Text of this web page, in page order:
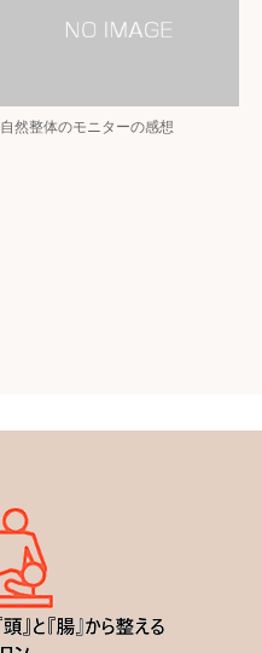
自然整体のモニターの感想